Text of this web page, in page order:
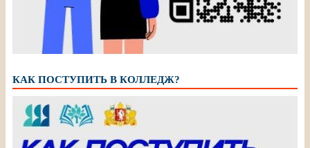
КАК ПОСТУПИТЬ В КОЛЛЕДЖ?